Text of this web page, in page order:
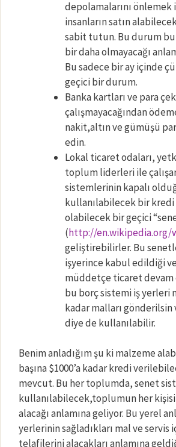
depolamalarını
insanların satın
sabit tutun. Bu durum
bir daha olmayacağı
Bu sadece bir ay içinde
geçici bir durum.
Banka kartları ve para
çalışmayacağından
nakit,altın ve gümüşü
edin.
Lokal ticaret odaları,
toplum liderleri ile
sistemlerinin kapalı
kullanılabilecek bir
olabilecek bir geçici
(http://en.wikipedia.org/
geliştirebilirler. Bu
işyerince kabul edildiği
müddetçe ticaret
bu borç sistemi iş yerleri
kadar malları gönderilsin
diye de kullanılabilir.
Benim anladığım şu ki malzeme
başına $1000’a kadar kredi
mevcut. Bu her toplumda, senet
kullanılabilecek,toplumun her kişisi
alacağı anlamına geliyor. Bu yerel
yerlerinin sağladıkları mal ve servis
telafilerini alacakları anlamına